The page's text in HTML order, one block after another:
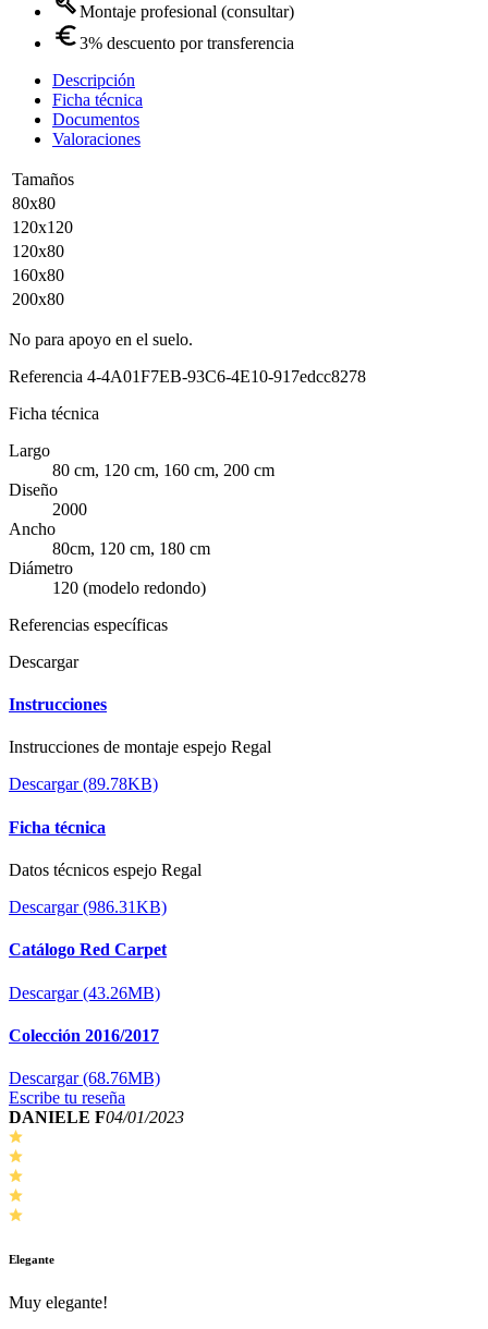
Montaje profesional (consultar)
3% descuento por transferencia
Descripción
Ficha técnica
Documentos
Valoraciones
Tamaños
80x80
120x120
120x80
160x80
200x80
No para apoyo en el suelo.
Referencia 4-4A01F7EB-93C6-4E10-917edcc8278
Ficha técnica
Largo
80 cm, 120 cm, 160 cm, 200 cm
Diseño
2000
Ancho
80cm, 120 cm, 180 cm
Diámetro
120 (modelo redondo)
Referencias específicas
Descargar
Instrucciones
Instrucciones de montaje espejo Regal
Descargar (89.78KB)
Ficha técnica
Datos técnicos espejo Regal
Descargar (986.31KB)
Catálogo Red Carpet
Descargar (43.26MB)
Colección 2016/2017
Descargar (68.76MB)
Escribe tu reseña
DANIELE F04/01/2023
Elegante
Muy elegante!